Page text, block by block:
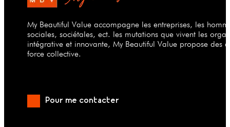
My Beautiful Value accompagne les entreprises, les
sociales, sociétales, ect. les mutations que vivent les
intégrative et innovante, My Beautiful Value propose des
force collective.
Pour me contacter